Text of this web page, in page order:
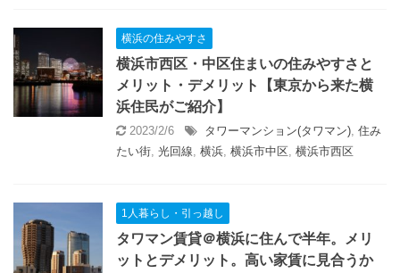
横浜の住みやすさ
横浜市西区・中区住まいの住みやすさと
メリット・デメリット【東京から来た横
浜住民がご紹介】
2023/2/6 タワーマンション(タワマン), 住み
たい街, 光回線, 横浜, 横浜市中区, 横浜市西区
1人暮らし・引っ越し
タワマン賃貸＠横浜に住んで半年。メリ
ットとデメリット。高い家賃に見合うか